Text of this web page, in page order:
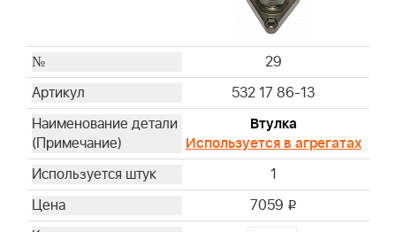
29
532 17 86-13
Втулка
Используется в агрегатах
1
7059 i